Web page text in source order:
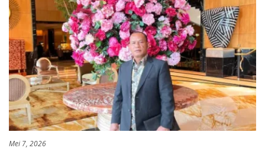
Mei 7, 2026